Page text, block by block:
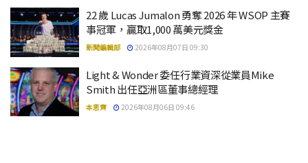
22 歲 Lucas Jumalon 勇奪 2026 年 WSOP 主賽
事冠軍，贏取1,000 萬美元獎金
新聞編輯部 2026年08月07日 09:30
Light & Wonder 委任行業資深從業員Mike
Smith 出任亞洲區董事總經理
本思齊 2026年08月06日 09:46